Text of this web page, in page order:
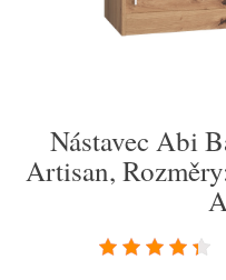
Nástavec Abi
Artisan,